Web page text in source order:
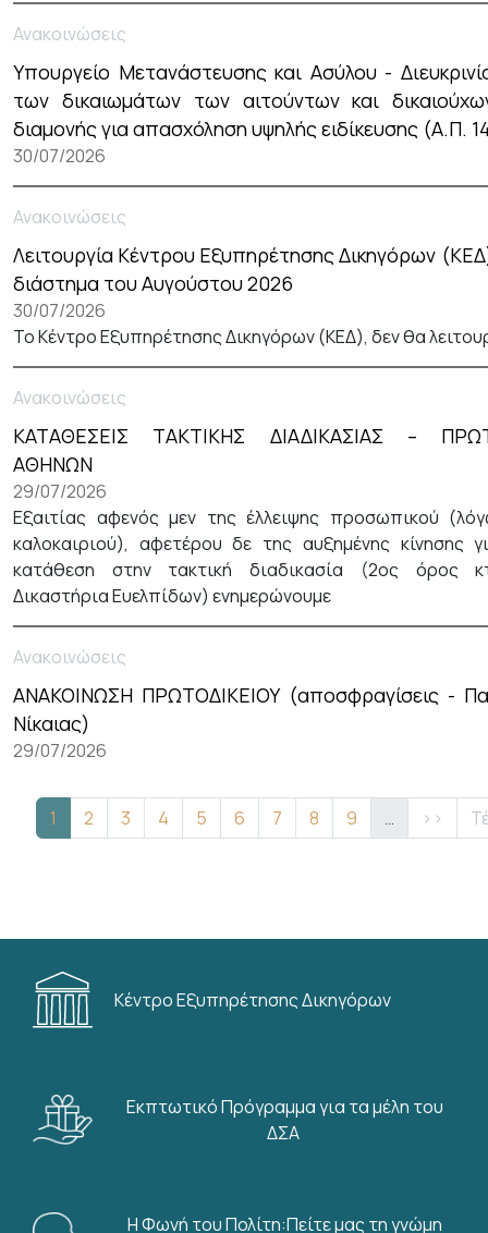
Ανακοινώσεις
Υπουργείο Μετανάστευσης και Ασύλου -
των δικαιωμάτων των αιτούντων και
διαμονής για απασχόληση υψηλής ειδίκευσης (Α.Π.
30/07/2026
Ανακοινώσεις
Λειτουργία Κέντρου Εξυπηρέτησης Δικηγόρων
διάστημα του Αυγούστου 2026
30/07/2026
Το Κέντρο Εξυπηρέτησης Δικηγόρων (ΚΕΔ), δεν θα
Ανακοινώσεις
ΚΑΤΑΘΕΣΕΙΣ ΤΑΚΤΙΚΗΣ ΔΙΑΔΙΚΑΣΙΑΣ –
ΑΘΗΝΩΝ
29/07/2026
Εξαιτίας αφενός μεν της έλλειψης προσωπικού
καλοκαιριού), αφετέρου δε της αυξημένης κίνησης
κατάθεση στην τακτική διαδικασία (2ος όρος
Δικαστήρια Ευελπίδων) ενημερώνουμε
Ανακοινώσεις
ΑΝΑΚΟΙΝΩΣΗ ΠΡΩΤΟΔΙΚΕΙΟΥ (αποσφραγίσεις -
Νίκαιας)
29/07/2026
Σελιδοποίηση
Τρέχουσα σελίδα
1 Σελίδα
2 Σελίδα
3 Σελίδα
4 Σελίδα
5 Σελίδα
6 Σελίδα
7 Σελίδα
8 Σελίδα
9 … Next
››
Κέντρο Εξυπηρέτησης Δικηγόρων
Εκπτωτικό Πρόγραμμα για τα μέλη του
ΔΣΑ
Η Φωνή του Πολίτη:Πείτε μας τη γνώμη